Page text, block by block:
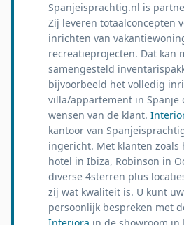
Spanjeisprachtig.nl is
Zij leveren totaalconcepten
inrichten van
recreatieprojecten. Dat kan
samengesteld
bijvoorbeeld het volledig
villa/appartement in Spanje
wensen van de klant.
kantoor van
ingericht. Met klanten zoals
hotel in Ibiza, Robinson in
diverse 4sterren plus
zij wat kwaliteit is. U kunt
persoonlijk bespreken met